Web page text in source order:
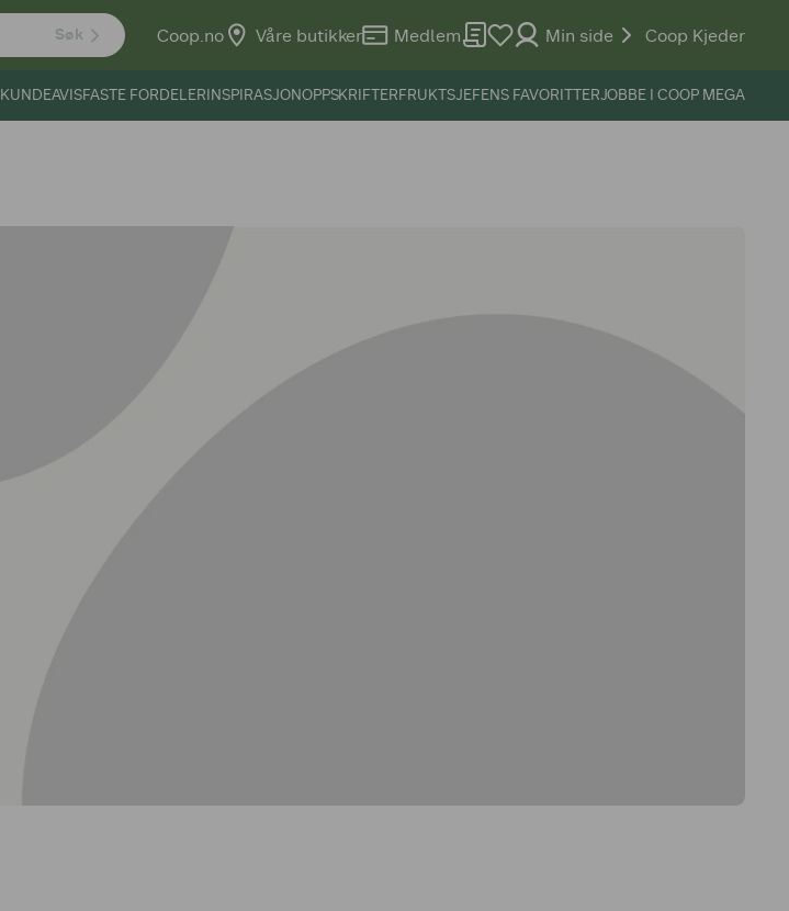
Søk Coop.no Våre butikker Medlem Min side Coop Kjeder
KUNDEAVISFASTE FORDELERINSPIRASJONOPPSKRIFTERFRUKTSJEFENS FAVORITTERJOBBE I COOP MEGA